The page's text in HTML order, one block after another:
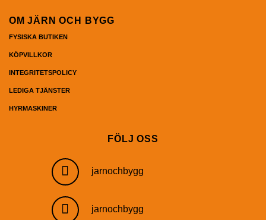
OM JÄRN OCH BYGG
FYSISKA BUTIKEN
KÖPVILLKOR
INTEGRITETSPOLICY
LEDIGA TJÄNSTER
HYRMASKINER
FÖLJ OSS
jarnochbygg
jarnochbygg